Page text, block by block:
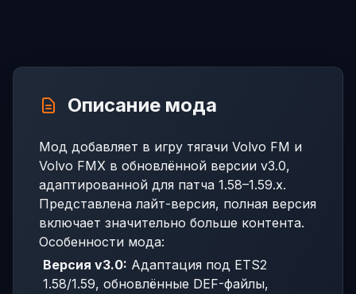
Описание мода
Мод добавляет в игру тягачи Volvo FM и
Volvo FMX в обновлённой версии v3.0,
адаптированной для патча 1.58–1.59.x.
Представлена лайт-версия, полная версия
включает значительно больше контента.
Особенности мода:
Версия v3.0: Адаптация под ETS2
1.58/1.59, обновлённые DEF-файлы,